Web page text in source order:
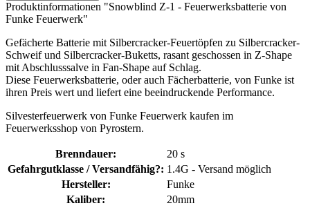
Produktinformationen "Snowblind Z-1 - Feuerwerksbatterie von
Funke Feuerwerk"
Gefächerte Batterie mit Silbercracker-Feuertöpfen zu Silbercracker-
Schweif und Silbercracker-Buketts, rasant geschossen in Z-Shape
mit Abschlusssalve in Fan-Shape auf Schlag.
Diese Feuerwerksbatterie, oder auch Fächerbatterie, von Funke ist
ihren Preis wert und liefert eine beeindruckende Performance.
Silvesterfeuerwerk von Funke Feuerwerk kaufen im
Feuerwerksshop von Pyrostern.
Brenndauer:
20 s
Gefahrgutklasse / Versandfähig?: 1.4G - Versand möglich
Hersteller:
Funke
Kaliber:
20mm